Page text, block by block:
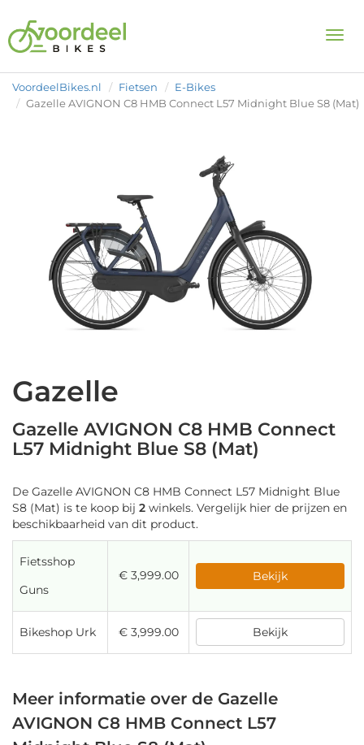
VoordeelBikes.nl Fietsen
E-Bikes
Gazelle AVIGNON C8 HMB Connect L57 Midnight Blue S8 (Mat)
Gazelle
Gazelle AVIGNON C8 HMB Connect
L57 Midnight Blue S8 (Mat)
De Gazelle AVIGNON C8 HMB Connect L57 Midnight Blue
S8 (Mat) is te koop bij 2 winkels. Vergelijk hier de prijzen en
beschikbaarheid van dit product.
Fietsshop
Guns
€ 3,999.00 Bekijk
Bikeshop Urk € 3,999.00 Bekijk
Meer informatie over de Gazelle
AVIGNON C8 HMB Connect L57